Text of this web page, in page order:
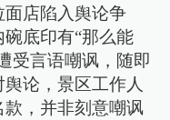
店陷入舆论争
底印有“那么能
受言语嘲讽，随即
论，景区工作人
款，并非刻意嘲讽